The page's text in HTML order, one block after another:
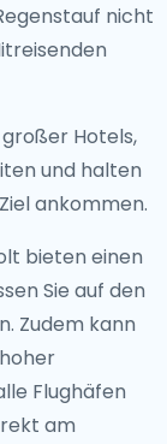
nicht
Hotels,
und halten
ankommen.
bieten einen
Sie auf den
Zudem kann
Flughäfen
am